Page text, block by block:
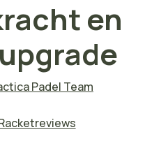
en
Padel Team